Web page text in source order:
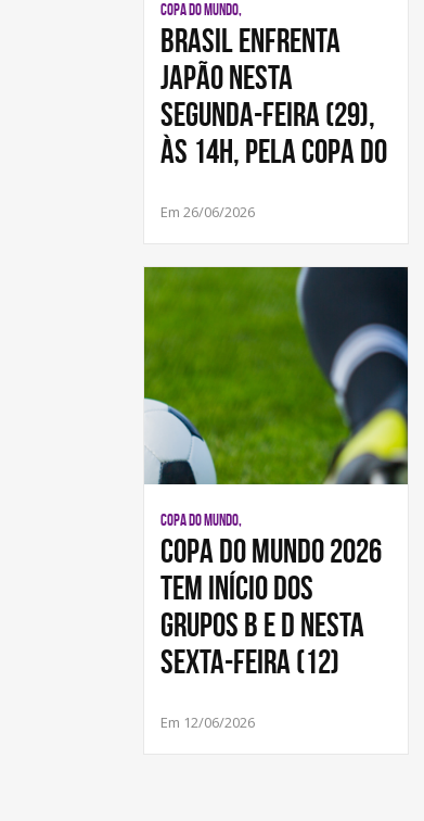
COPA DO MUNDO,
Brasil enfrenta
Japão nesta
segunda-feira (29),
às 14h, pela Copa do
Em 26/06/2026
COPA DO MUNDO,
Copa do Mundo 2026
tem início dos
grupos B e D nesta
sexta-feira (12)
Em 12/06/2026